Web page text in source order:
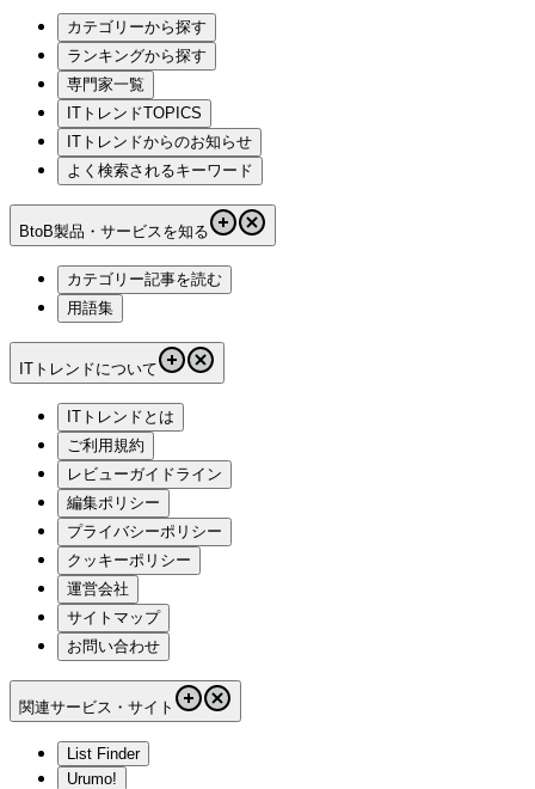
カテゴリーから探す
ランキングから探す
専門家一覧
ITトレンドTOPICS
ITトレンドからのお知らせ
よく検索されるキーワード
BtoB製品・サービスを知る
カテゴリー記事を読む
用語集
ITトレンドについて
ITトレンドとは
ご利用規約
レビューガイドライン
編集ポリシー
プライバシーポリシー
クッキーポリシー
運営会社
サイトマップ
お問い合わせ
関連サービス・サイト
List Finder
Urumo!